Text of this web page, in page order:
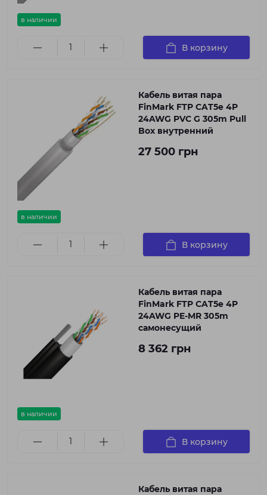
в наличии
В корзину
в наличии
Кабель витая пара
FinMark FTP CAT5e 4P
24AWG PVC G 305m Pull
Box внутренний
27 500 грн
В корзину
в наличии
Кабель витая пара
FinMark FTP CAT5e 4P
24AWG PE-MR 305m
самонесущий
8 362 грн
В корзину
Кабель витая пара